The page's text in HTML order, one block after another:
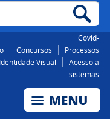
Covid-
Concursos
Processos
Visual
Acesso a
sistemas